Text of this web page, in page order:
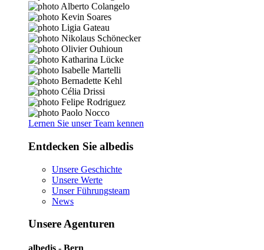
Lernen Sie unser Team kennen
Entdecken Sie albedis
Unsere Geschichte
Unsere Werte
Unser Führungsteam
News
Unsere Agenturen